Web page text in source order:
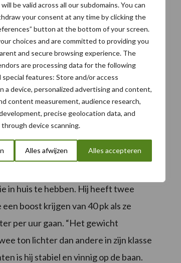
be valid across all our subdomains. You can
your consent at any time by clicking the
button at the bottom of your screen.
choices and are committed to providing you
and secure browsing experience. The
are processing data for the following
special features: Store and/or access
a device, personalized advertising and content,
content measurement, audience research,
precise geolocation data, and
device scanning.
Alles afwijzen Alles accepteren
de kar vervangen door een
koeboeren waar de
wilde hij zich verzekeren van
en korrelmaïs voor andere
transport aankochten, ondernam hij
de voorliefde voor het kneuzen
in 2010 een nieuwe JD 7450.
heel wat tijd op de baan doorbrengt
geschikte transporttrekker. Met
in huis te hebben. Hij heeft twee
boost krijgen van 40 pk als ze
per uur gaan. “Het gewicht
ton lichter dan andere in zijn klasse
is hij stabiel en vinnig op de baan.